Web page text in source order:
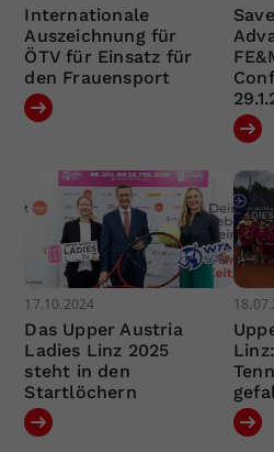
Internationale
Auszeichnung für
ÖTV für Einsatz für
den Frauensport
17.10.2024
Das Upper Austria
Ladies Linz 2025
steht in den
Startlöchern